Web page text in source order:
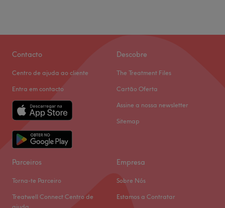
Contacto
Centro de ajuda ao cliente
Entra em contacto
Descobre
The Treatment Files
Cartão Oferta
Assine a nossa newsletter
Sitemap
Parceiros
Torna-te Parceiro
Treatwell Connect Centro de
Empresa
Sobre Nós
Estamos a Contratar